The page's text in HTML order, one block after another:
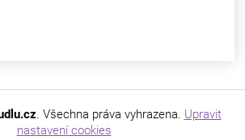
. Všechna práva vyhrazena. Upravit
nastavení cookies